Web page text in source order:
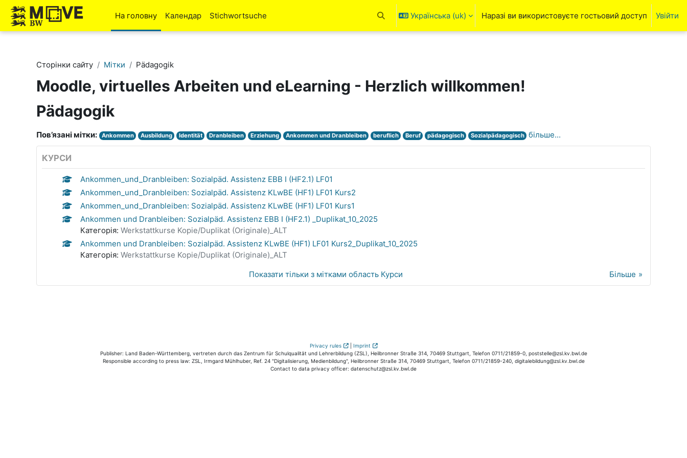
Перейти до головного вмісту
На головну
Календар Stichwortsuche Переключити введення пошуку
Українська ‎(uk)‎ Наразі ви використовуєте гостьовий доступ Увійти
Сторінки сайту Мітки Pädagogik
Moodle, virtuelles Arbeiten und eLearning - Herzlich willkommen!
Pädagogik
Пов’язані мітки: Ankommen Ausbildung Identität Dranbleiben Erziehung Ankommen und Dranbleiben beruflich Beruf pädagogisch Sozialpädagogisch більше...
КУРСИ
Ankommen_und_Dranbleiben: Sozialpäd. Assistenz EBB I (HF2.1) LF01
Ankommen_und_Dranbleiben: Sozialpäd. Assistenz KLwBE (HF1) LF01 Kurs2
Ankommen_und_Dranbleiben: Sozialpäd. Assistenz KLwBE (HF1) LF01 Kurs1
Ankommen und Dranbleiben: Sozialpäd. Assistenz EBB I (HF2.1) _Duplikat_10_2025
Категорія: Werkstattkurse Kopie/Duplikat (Originale)_ALT
Ankommen und Dranbleiben: Sozialpäd. Assistenz KLwBE (HF1) LF01 Kurs2_Duplikat_10_2025
Категорія: Werkstattkurse Kopie/Duplikat (Originale)_ALT
Більше
Показати тільки з мітками область Курси
Privacy rules | Imprint
Publisher: Land Baden-Württemberg, vertreten durch das Zentrum für Schulqualität und Lehrerbildung (ZSL), Heilbronner Straße 314, 70469 Stuttgart, Telefon 0711/21859-0, poststelle@zsl.kv.bwl.de
Responsible according to press law: ZSL, Irmgard Mühlhuber, Ref. 24 "Digitalisierung, Medienbildung", Heilbronner Straße 314, 70469 Stuttgart, Telefon 0711/21859-240, digitalebildung@zsl.kv.bwl.de
Contact to data privacy officer: datenschutz@zsl.kv.bwl.de